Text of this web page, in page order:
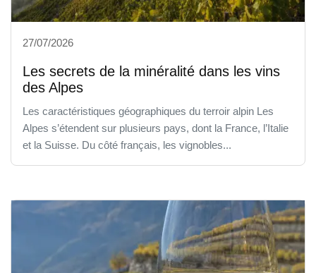
27/07/2026
Les secrets de la minéralité dans les vins
des Alpes
Les caractéristiques géographiques du terroir alpin Les
Alpes s’étendent sur plusieurs pays, dont la France, l’Italie
et la Suisse. Du côté français, les vignobles...